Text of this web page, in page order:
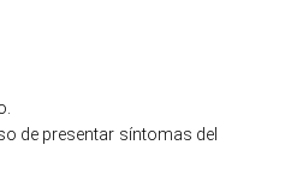
de presentar síntomas del